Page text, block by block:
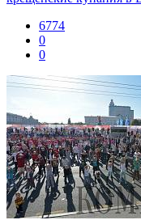
6774
0
0